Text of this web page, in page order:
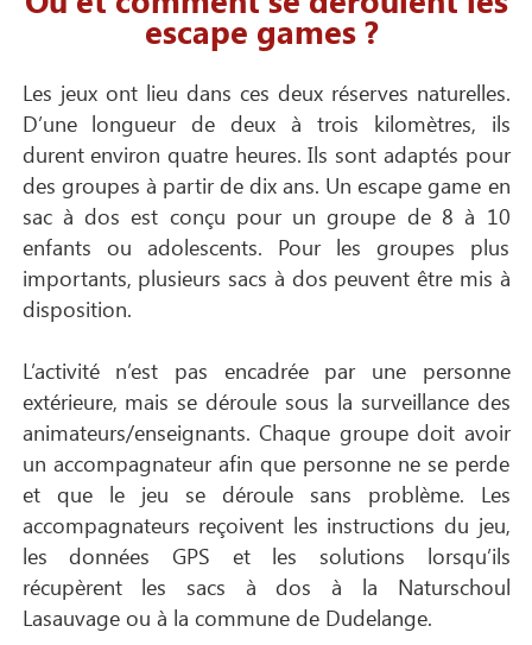
escape games ?
Les jeux ont lieu dans ces deux réserves naturelles.
D’une longueur de deux à trois kilomètres, ils
durent environ quatre heures. Ils sont adaptés pour
des groupes à partir de dix ans. Un escape game en
sac à dos est conçu pour un groupe de 8 à 10
enfants ou adolescents. Pour les groupes plus
importants, plusieurs sacs à dos peuvent être mis à
disposition.
L’activité n’est pas encadrée par une personne
extérieure, mais se déroule sous la surveillance des
animateurs/enseignants. Chaque groupe doit avoir
un accompagnateur afin que personne ne se perde
et que le jeu se déroule sans problème. Les
accompagnateurs reçoivent les instructions du jeu,
les données GPS et les solutions lorsqu’ils
récupèrent les sacs à dos à la Naturschoul
Lasauvage ou à la commune de Dudelange.